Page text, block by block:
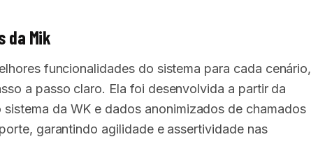
da Mik
funcionalidades do sistema para cada cenário,
a passo claro. Ela foi desenvolvida a partir da
da WK e dados anonimizados de chamados
garantindo agilidade e assertividade nas